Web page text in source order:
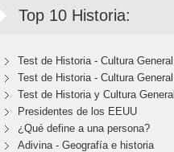
Top 10 Historia:
Test de Historia - Cultura
Test de Historia - Cultura
Test de Historia y Cultura General
Presidentes de los EEUU
¿Qué define a una persona?
Adivina - Geografía e historia